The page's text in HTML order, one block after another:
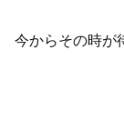
今からその時が